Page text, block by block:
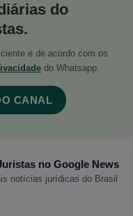
do
e de acordo com os
do Whatsapp.
CANAL
no Google News
notícias jurídicas do Brasil